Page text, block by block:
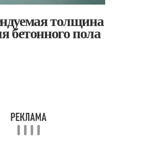
толщина
бетонного пола